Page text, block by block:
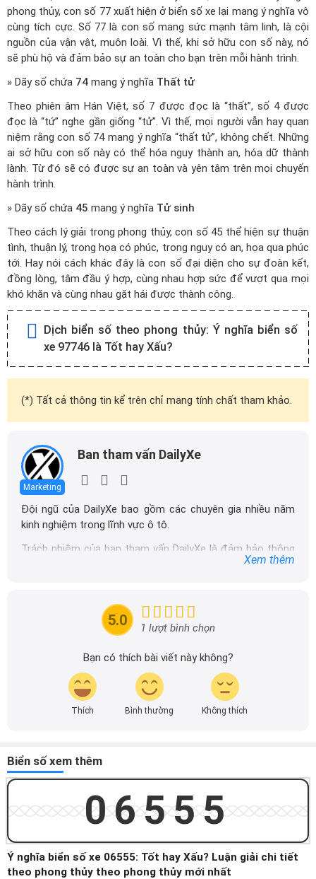
phong thủy, con số 77 xuất hiện ở biển số xe lại mang ý nghĩa vô
cùng tích cực. Số 77 là con số mang sức mạnh tâm linh, là cội
nguồn của vận vật, muôn loài. Vì thế, khi sở hữu con số này, nó
sẽ phù hộ và đảm bảo sự an toàn cho bạn trên mỗi hành trình.
» Dãy số chứa 74 mang ý nghĩa Thất tử
Theo phiên âm Hán Việt, số 7 được đọc là “thất”, số 4 được
đọc là “tứ” nghe gần giống “tử”. Vì thế, mọi người vẫn hay quan
niệm rằng con số 74 mang ý nghĩa “thất tử”, không chết. Những
ai sở hữu con số này có thể hóa nguy thành an, hóa dữ thành
lành. Từ đó sẽ có được sự an toàn và yên tâm trên mọi chuyến
hành trình.
» Dãy số chứa 45 mang ý nghĩa Tử sinh
Theo cách lý giải trong phong thủy, con số 45 thể hiện sự thuận
tình, thuận lý, trong họa có phúc, trong nguy có an, họa qua phúc
tới. Hay nói cách khác đây là con số đại diện cho sự đoàn kết,
đồng lòng, tâm đầu ý hợp, cùng nhau hợp sức để vượt qua mọi
khó khăn và cùng nhau gặt hái được thành công.
Dịch biển số theo phong thủy: Ý nghĩa biển số
xe 97746 là Tốt hay Xấu?
(*) Tất cả thông tin kể trên chỉ mang tính chất tham khảo.
Marketing
Ban tham vấn DailyXe
Đội ngũ của DailyXe bao gồm các chuyên gia nhiều năm
kinh nghiệm trong lĩnh vực ô tô.
Trách nhiệm của ban tham vấn DailyXe là đảm bảo thông
tin chính xác được đăng tải trên dailyxe.com.vn, thường
tin nhanh chóng và dễ dàng hơn.
Xem thêm
5.0 1 lượt bình chọn
Bạn có thích bài viết này không?
Thích Bình thường Không thích
Biển số xem thêm
06555
Ý nghĩa biển số xe 06555: Tốt hay Xấu? Luận giải chi tiết
theo phong thủy theo phong thủy mới nhất